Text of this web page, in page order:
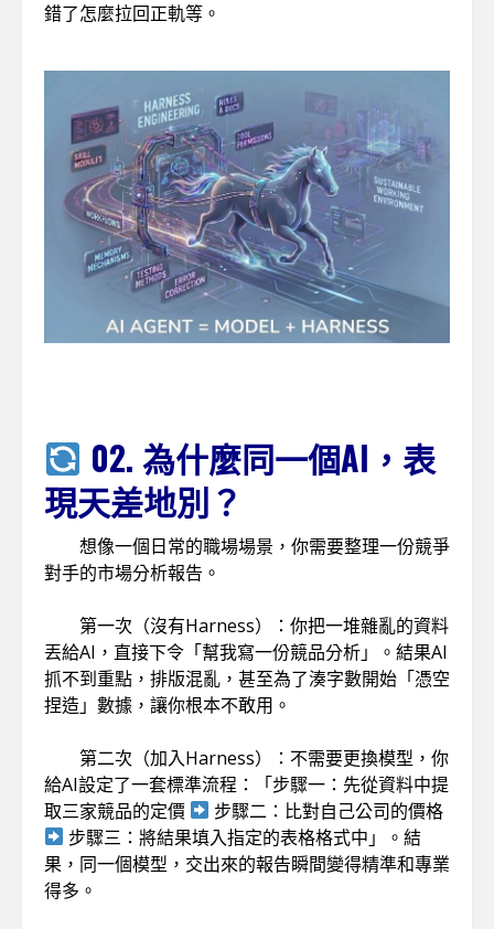
錯了怎麼拉回正軌等。
02. 為什麼同一個AI，表
現天差地別？
想像一個日常的職場場景，你需要整理一份競爭
對手的市場分析報告。
第一次（沒有Harness）：你把一堆雜亂的資料
丟給AI，直接下令「幫我寫一份競品分析」。結果AI
抓不到重點，排版混亂，甚至為了湊字數開始「憑空
捏造」數據，讓你根本不敢用。
第二次（加入Harness）：不需要更換模型，你
給AI設定了一套標準流程：「步驟一：先從資料中提
取三家競品的定價
步驟二：比對自己公司的價格
步驟三：將結果填入指定的表格格式中」。結
果，同一個模型，交出來的報告瞬間變得精準和專業
得多。